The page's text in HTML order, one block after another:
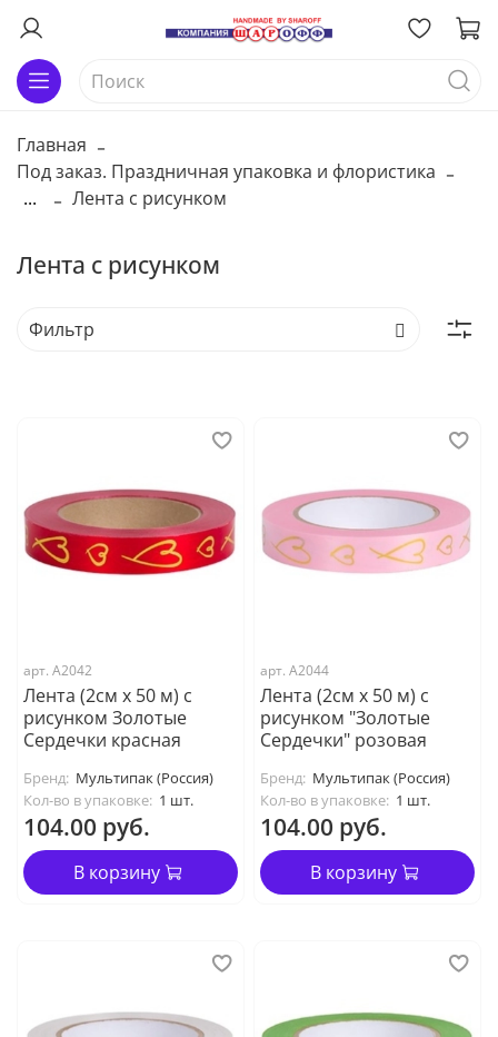
Главная
Под заказ. Праздничная упаковка и флористика
...
Лента с рисунком
Лента с рисунком
арт. А2042
Лента (2см х 50 м) с
рисунком Золотые
Сердечки красная
Бренд: Мультипак (Россия)
Кол-во в упаковке: 1 шт.
104.00 руб.
В корзину
арт. А2044
Лента (2см х 50 м) с
рисунком "Золотые
Сердечки" розовая
Бренд: Мультипак (Россия)
Кол-во в упаковке: 1 шт.
104.00 руб.
В корзину